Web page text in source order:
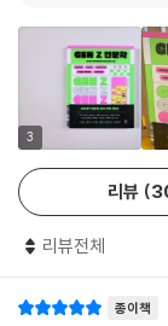
단한 행위에 따르는
덤할수록 중독성은
--- p.81
소셜 미디어는 업로
에는 일회용 플라스틱
물병과 스웨덴 아웃도
장합니다. 칸켄은 튼
한 화장을 하는 대신
가치 소비를 중시하
저자는 책 전반에
의 흐름을 바꿀 수
며, 그 세상의 이면
고 말이다. 이제 20
핵심 세대다. 남의 시
에 메시지를 던진다.
인스타그램, 틱톡, 페
3
리뷰
리뷰전체
종이책